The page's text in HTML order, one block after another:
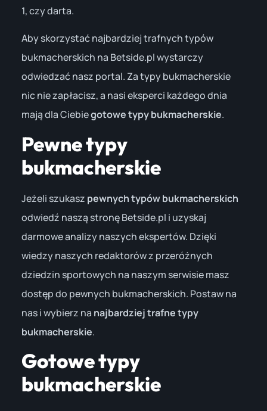
1, czy darta.
Aby skorzystać najbardziej trafnych typów
bukmacherskich na Betside.pl wystarczy
odwiedzać nasz portal. Za typy bukmacherskie
nic nie zapłacisz, a nasi eksperci każdego dnia
mają dla Ciebiegotowe typy bukmacherskie.
Pewne typy
bukmacherskie
Jeżeli szukasz pewnych typów bukmacherskich
odwiedź naszą stronę Betside.pl i uzyskaj
darmowe analizy naszych ekspertów. Dzięki
wiedzy naszych redaktorów z przeróżnych
dziedzin sportowych na naszym serwisie masz
dostęp do pewnych bukmacherskich. Postaw na
nas i wybierz na najbardziej trafne typy
bukmacherskie.
Gotowe typy
bukmacherskie